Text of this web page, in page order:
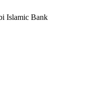
Islamic Bank